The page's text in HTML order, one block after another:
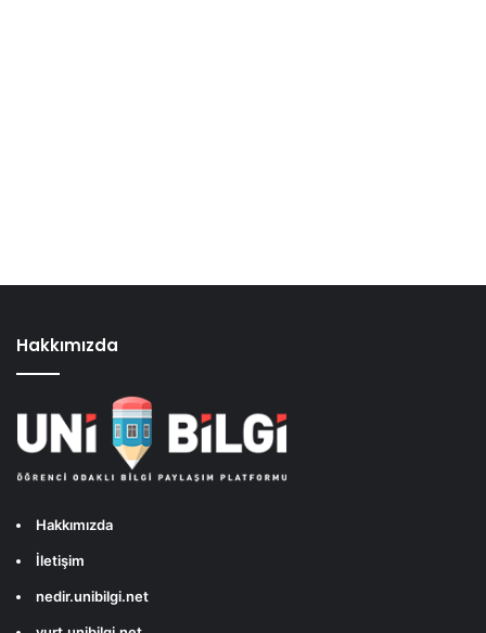
Hakkımızda
Hakkımızda
İletişim
nedir.unibilgi.net